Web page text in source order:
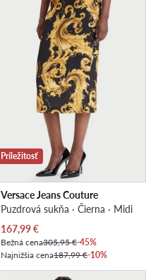
Príležitosť
Versace Jeans Couture
Puzdrová sukňa · Čierna · Midi
Aktuálna cena
167,99€
Bežná cena305,95 €-45%
Najnižšia cena187,99 €-10%